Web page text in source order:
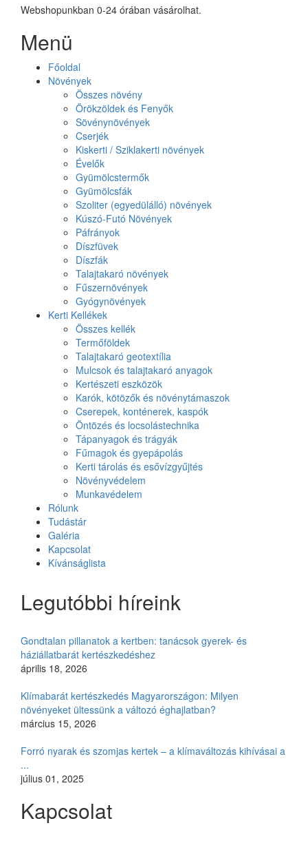
Webshopunkban 0-24 órában vásárolhat.
Menü
Főoldal
Növények
Összes növény
Örökzöldek és Fenyők
Sövénynövények
Cserjék
Kiskerti / Sziklakerti növények
Évelők
Gyümölcstermők
Gyümölcsfák
Szoliter (egyedülálló) növények
Kúszó-Futó Növények
Páfrányok
Díszfüvek
Díszfák
Talajtakaró növények
Fűszernövények
Gyógynövények
Kerti Kellékek
Összes kellék
Termőföldek
Talajtakaró geotextília
Mulcsok és talajtakaró anyagok
Kertészeti eszközök
Karók, kötözők és növénytámaszok
Cserepek, konténerek, kaspók
Öntözés és locsolástechnika
Tápanyagok és trágyák
Fűmagok és gyepápolás
Kerti tárolás és esővízgyűjtés
Növényvédelem
Munkavédelem
Rólunk
Tudástár
Galéria
Kapcsolat
Kívánságlista
Legutóbbi híreink
Gondtalan pillanatok a kertben: tanácsok gyerek- és
háziállatbarát kertészkedéshez
április 18, 2026
Klímabarát kertészkedés Magyarországon: Milyen
növényeket ültessünk a változó éghajlatban?
március 15, 2026
Forró nyarak és szomjas kertek – a klímaváltozás kihívásai a
...
július 01, 2025
Kapcsolat